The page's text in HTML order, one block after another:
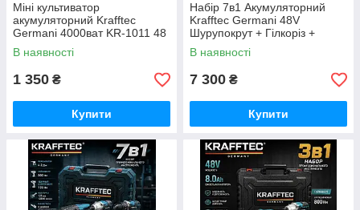
Міні культиватор
акумуляторний Krafftec
Germani 4000ват KR-1011 48
V / 6 Ah для розпушування
землі, саду, клумб і грядок
В наявності
1 350 ₴
Купити
Набір 7в1 Акумуляторний
Krafftec Germani 48V
Шурупокрут + Гілкоріз +
Болгарка + Перф + Гайковерт
+ Циркулярна + лобзик/
жовтий
В наявності
7 300 ₴
Купити